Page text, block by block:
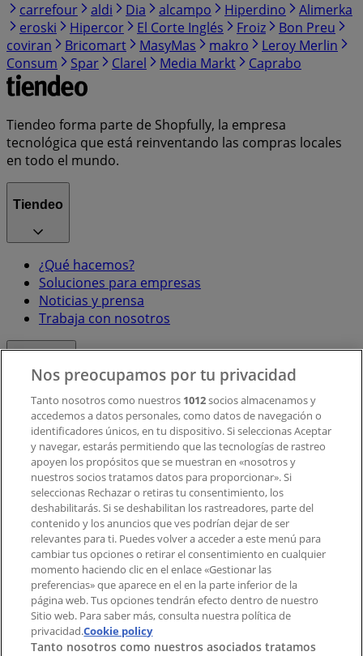
carrefour
aldi Dia alcampo Hiperdino
Alimerka
eroski
Hipercor El Corte Inglés Froiz
Bon Preu
coviran
Bricomart MasyMas makro
Leroy Merlin
Consum
Spar Clarel Media Markt Caprabo
Tiendeo forma parte de Shopfully, la empresa
tecnológica que está reinventando las compras locales
en todo el mundo.
Tiendeo
¿Qué hacemos?
Soluciones para empresas
Noticias y prensa
Trabaja con nosotros
Contacto comercial y de marketing
Tienda mal colocada en el mapa
Notificar un folleto
¿Encontraste un problema en la web o en la
aplicación?
Índices
Marcas
Marcas locales
Negocios
Negocios cercanos
Nos preocupamos por tu privacidad
Tanto nosotros como nuestros 1012socios almacenamos y
accedemos a datos personales, como datos de navegación o
identificadores únicos, en tu dispositivo. Si seleccionas Aceptar
y navegar, estarás permitiendo que las tecnologías de rastreo
apoyen los propósitos que se muestran en «nosotros y
nuestros socios tratamos datos para proporcionar». Si
seleccionas Rechazar o retiras tu consentimiento, los
deshabilitarás. Si se deshabilitan los rastreadores, parte del
contenido y los anuncios que ves podrían dejar de ser
relevantes para ti. Puedes volver a acceder a este menú para
cambiar tus opciones o retirar el consentimiento en cualquier
momento haciendo clic en el enlace «Gestionar las
preferencias» que aparece en el en la parte inferior de la
página web. Tus opciones tendrán efecto dentro de nuestro
Sitio web. Para saber más, consulta nuestra política de
privacidad.Cookie policy
Tanto nosotros como nuestros asociados tratamos